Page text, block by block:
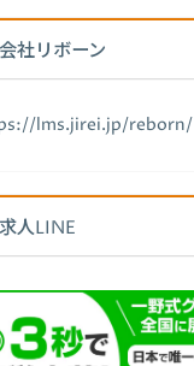
社リボーン
lms.jirei.jp/reborn/
人LINE